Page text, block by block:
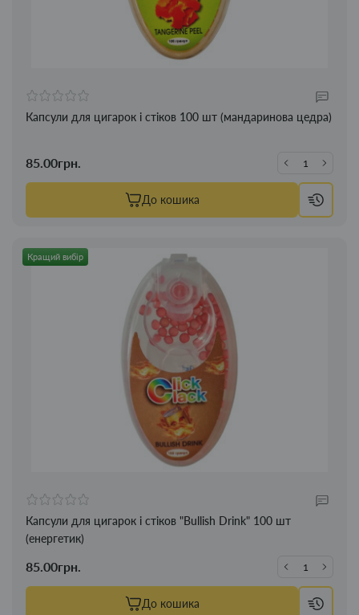
Капсули для цигарок і стіков 100 шт (мандаринова цедра)
85.00грн.
До кошика
Кращий вибір
Капсули для цигарок і стіков "Bullish Drink" 100 шт
(енергетик)
85.00грн.
До кошика